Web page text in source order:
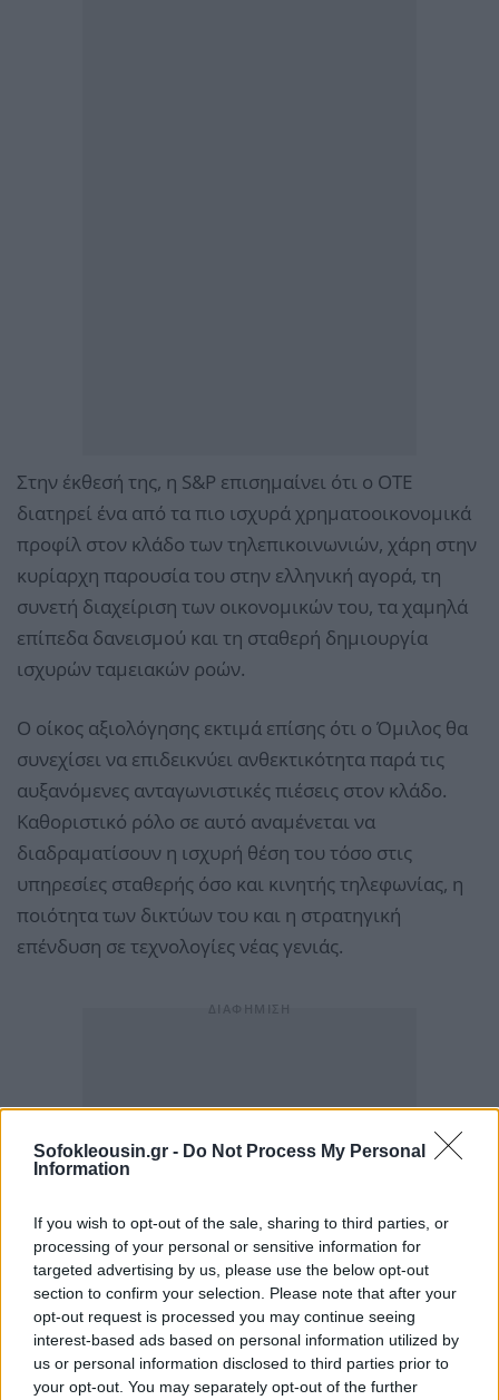
Sofokleousin.gr - Do Not Process My Personal
Information
If you wish to opt-out of the sale, sharing to third parties, or
processing of your personal or sensitive information for
targeted advertising by us, please use the below opt-out
section to confirm your selection. Please note that after your
opt-out request is processed you may continue seeing
interest-based ads based on personal information utilized by
us or personal information disclosed to third parties prior to
your opt-out. You may separately opt-out of the further
Στην έκθεσή της, η S&P επισημαίνει ότι ο ΟΤΕ
διατηρεί ένα από τα πιο ισχυρά χρηματοοικονομικά
προφίλ στον κλάδο των τηλεπικοινωνιών, χάρη στην
κυρίαρχη παρουσία του στην ελληνική αγορά, τη
συνετή διαχείριση των οικονομικών του, τα χαμηλά
επίπεδα δανεισμού και τη σταθερή δημιουργία
ισχυρών ταμειακών ροών.
Ο οίκος αξιολόγησης εκτιμά επίσης ότι ο Όμιλος θα
συνεχίσει να επιδεικνύει ανθεκτικότητα παρά τις
αυξανόμενες ανταγωνιστικές πιέσεις στον κλάδο.
Καθοριστικό ρόλο σε αυτό αναμένεται να
διαδραματίσουν η ισχυρή θέση του τόσο στις
υπηρεσίες σταθερής όσο και κινητής τηλεφωνίας, η
ποιότητα των δικτύων του και η στρατηγική
επένδυση σε τεχνολογίες νέας γενιάς.